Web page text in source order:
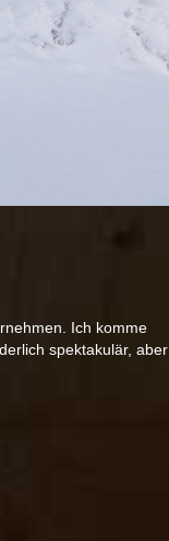
Ich komme
spektakulär, aber